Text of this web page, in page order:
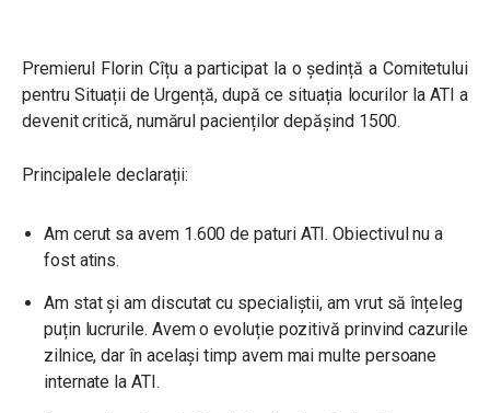
Premierul Florin Cîțu a participat la o ședință a Comitetului
pentru Situații de Urgență, după ce situația locurilor la ATI a
devenit critică, numărul pacienților depășind 1500.
Principalele declarații:
Am cerut sa avem 1.600 de paturi ATI. Obiectivul nu a
fost atins.
Am stat și am discutat cu specialiștii, am vrut să înțeleg
puțin lucrurile. Avem o evoluție pozitivă prinvind cazurile
zilnice, dar în același timp avem mai multe persoane
internate la ATI.